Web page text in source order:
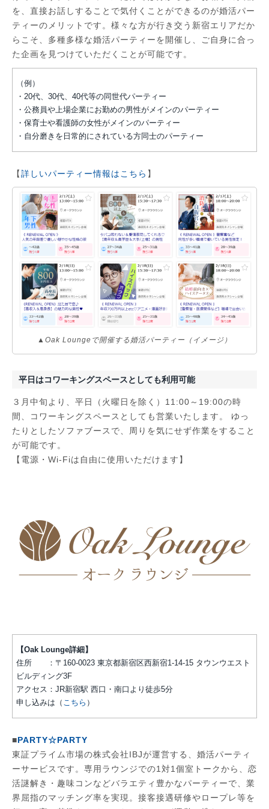
を、直接お話しすることで気付くことができるのが婚活パー
ティーのメリットです。様々な方が行き交う新宿エリアだか
らこそ、多種多様な婚活パーティーを開催し、ご自身に合っ
た企画を見つけていただくことが可能です。
（例）
・20代、30代、40代等の同世代パーティー
・公務員や上場企業にお勤めの男性がメインのパーティー
・保育士や看護師の女性がメインのパーティー
・自分磨きを日常的にされている方同士のパーティー
【詳しいパーティー情報はこちら 】
▲Oak Loungeで開催する婚活パーティー（イメージ）
平日はコワーキングスペースとしても利用可能
３月中旬より、平日（火曜日を除く）11:00～19:00の時
間、コワーキングスペースとしても営業いたします。 ゆっ
たりとしたソファブースで、周りを気にせず作業をすること
が可能です。
【電源・Wi-Fiは自由に使用いただけます】
【Oak Lounge詳細】
住所 ：〒160-0023 東京都新宿区西新宿1-14-15 タウンウエスト
ビルディング3F
アクセス：JR新宿駅 西口・南口より徒歩5分
申し込みは（ こちら ）
■PARTY☆PARTY
東証プライム市場の株式会社IBJが運営する、婚活パーティ
ーサービスです。専用ラウンジでの1対1個室トークから、恋
活謎解き・趣味コンなどバラエティ豊かなパーティーで、業
界屈指のマッチング率を実現。接客接遇研修やロープレ等を